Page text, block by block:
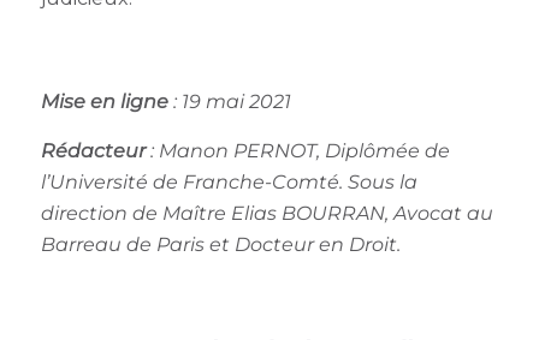
Mise en ligne: 19 mai 2021
Rédacteur: Manon PERNOT, Diplômée de
l’Université de Franche-Comté. Sous la
direction de Maître Elias BOURRAN, Avocat au
Barreau de Paris et Docteur en Droit.